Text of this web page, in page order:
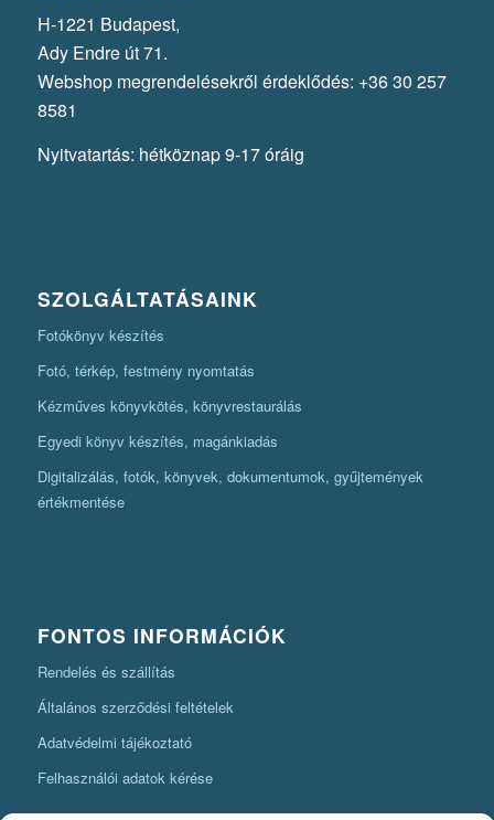
H-1221 Budapest,
Ady Endre út 71.
Webshop megrendelésekről érdeklődés: +36 30 257
8581
Nyitvatartás: hétköznap 9-17 óráig
SZOLGÁLTATÁSAINK
Fotókönyv készítés
Fotó, térkép, festmény nyomtatás
Kézműves könyvkötés, könyvrestaurálás
Egyedi könyv készítés, magánkiadás
Digitalizálás, fotók, könyvek, dokumentumok, gyűjtemények
értékmentése
FONTOS INFORMÁCIÓK
Rendelés és szállítás
Általános szerződési feltételek
Adatvédelmi tájékoztató
Felhasználói adatok kérése